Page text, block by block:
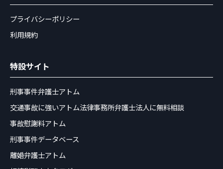
プライバシーポリシー
利用規約
特設サイト
刑事事件弁護士アトム
交通事故に強いアトム法律事務所弁護士法人に無料相談
事故慰謝料アトム
刑事事件データベース
離婚弁護士アトム